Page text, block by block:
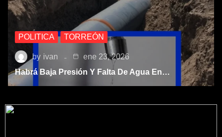
POLITICA TORREÓN
by ivan
ene 23, 2026
Habrá Baja Presión Y Falta De Agua En…